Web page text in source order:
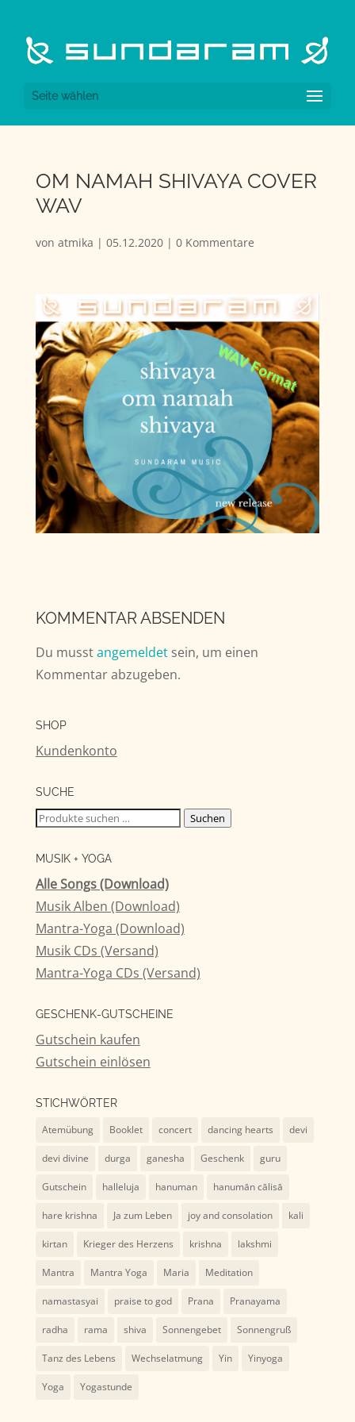
Seite wählen
OM NAMAH SHIVAYA COVER
WAV
von atmika | 05.12.2020| 0 Kommentare
KOMMENTAR ABSENDEN
Du musstangemeldetsein, um einen
Kommentar abzugeben.
SHOP
Kundenkonto
SUCHE
Suchen
Suchen
MUSIK + YOGA
Alle Songs (Download)
Musik Alben (Download)
Mantra-Yoga (Download)
Musik CDs (Versand)
Mantra-Yoga CDs (Versand)
GESCHENK-GUTSCHEINE
Gutschein kaufen
Gutschein einlösen
STICHWÖRTER
Atemübung Booklet concert dancing hearts devi
devi divine durga ganesha Geschenk guru
Gutschein halleluja hanuman hanumān cālisā
hare krishna Ja zum Leben joy and consolation kali
kirtan Krieger des Herzens krishna lakshmi
Mantra Mantra Yoga Maria Meditation
namastasyai praise to god Prana Pranayama
radha rama shiva Sonnengebet Sonnengruß
Tanz des Lebens Wechselatmung Yin Yinyoga
Yoga Yogastunde